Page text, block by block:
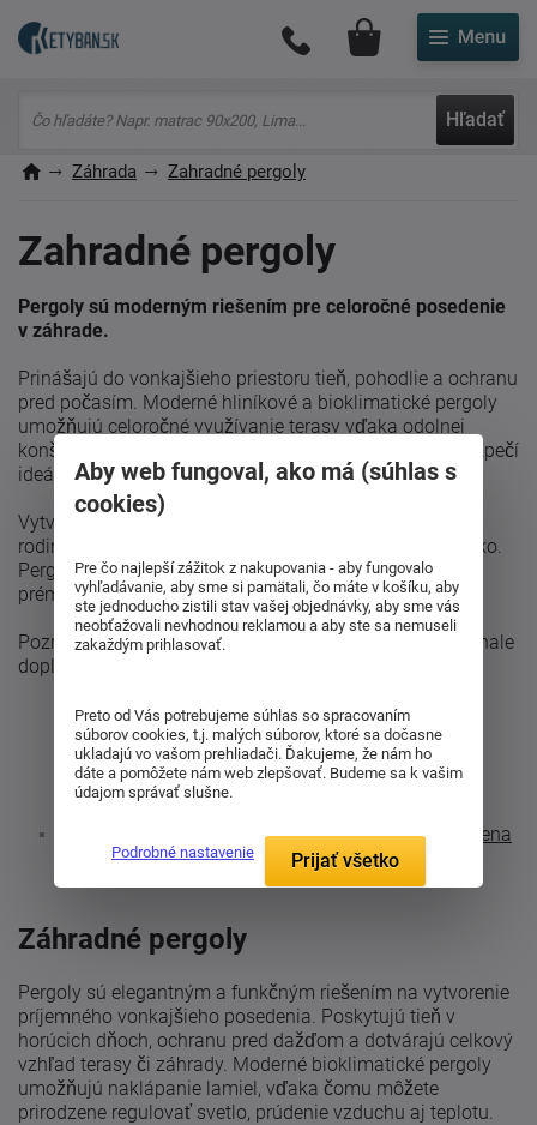
Hľadať
Môj účet
Záhrada Zahradné pergoly
Zahradné pergoly
Pergoly sú moderným riešením pre celoročné posedenie
v záhrade.
Prinášajú do vonkajšieho priestoru tieň, pohodlie a ochranu
pred počasím. Moderné hliníkové a bioklimatické pergoly
umožňujú celoročné využívanie terasy vďaka odolnej
konštrukcii a šikovnému naklápaniu lamiel, ktoré zabezpečí
ideálnu klímu v každom ročnom období.
Vytvoríte si elegantné miesto na oddych, grilovanie či
rodinné stretnutia - bez ohľadu na dážď alebo silné slnko.
Pergola navyše zvýrazní vzhľad záhrady a dodá domu
prémiový charakter.
Pozrite si našu ponuku a vyberte si pergolu, ktorá dokonale
doplní váš vonkajší priestor.
Zákazníci tiež nakupujú podľa týchto kritérií:
Sendvičové matrace
Záhradné skrine a regály
Spálne Studená pena
Záhradné pergoly
Pergoly sú elegantným a funkčným riešením na vytvorenie
príjemného vonkajšieho posedenia. Poskytujú tieň v
horúcich dňoch, ochranu pred dažďom a dotvárajú celkový
vzhľad terasy či záhrady. Moderné bioklimatické pergoly
umožňujú naklápanie lamiel, vďaka čomu môžete
prirodzene regulovať svetlo, prúdenie vzduchu aj teplotu.
Aby web fungoval, ako má (súhlas s
cookies)
Pre čo najlepší zážitok z nakupovania - aby fungovalo
vyhľadávanie, aby sme si pamätali, čo máte v košíku, aby
ste jednoducho zistili stav vašej objednávky, aby sme vás
neobťažovali nevhodnou reklamou a aby ste sa nemuseli
zakaždým prihlasovať.
Preto od Vás potrebujeme súhlas so spracovaním
súborov cookies, t.j. malých súborov, ktoré sa dočasne
ukladajú vo vašom prehliadači. Ďakujeme, že nám ho
dáte a pomôžete nám web zlepšovať. Budeme sa k vašim
údajom správať slušne.
Podrobné nastavenie Prijať všetko